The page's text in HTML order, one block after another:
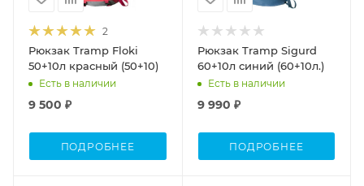
2
Рюкзак Tramp Floki
50+10л красный (50+10)
Есть в наличии
9 500 ₽
ПОДРОБНЕЕ
Рюкзак Tramp Sigurd
60+10л синий (60+10л.)
Есть в наличии
9 990 ₽
ПОДРОБНЕЕ